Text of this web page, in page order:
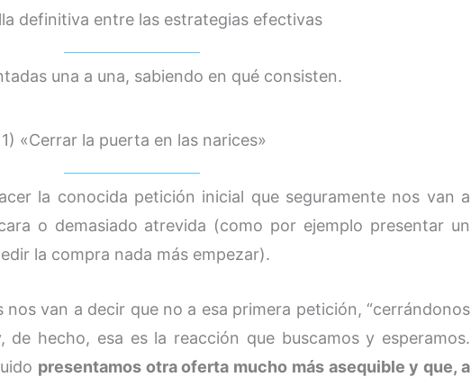
definitiva entre las estrategias efectivas
una a una, sabiendo en qué consisten.
1) «Cerrar la puerta en las narices»
la conocida petición inicial que seguramente nos van a
o demasiado atrevida (como por ejemplo presentar un
la compra nada más empezar).
nos van a decir que no a esa primera petición, “cerrándonos
de hecho, esa es la reacción que buscamos y esperamos.
presentamos otra oferta mucho más asequible y que, a